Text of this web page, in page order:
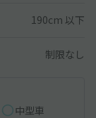
190cm 以下
制限なし
中型車